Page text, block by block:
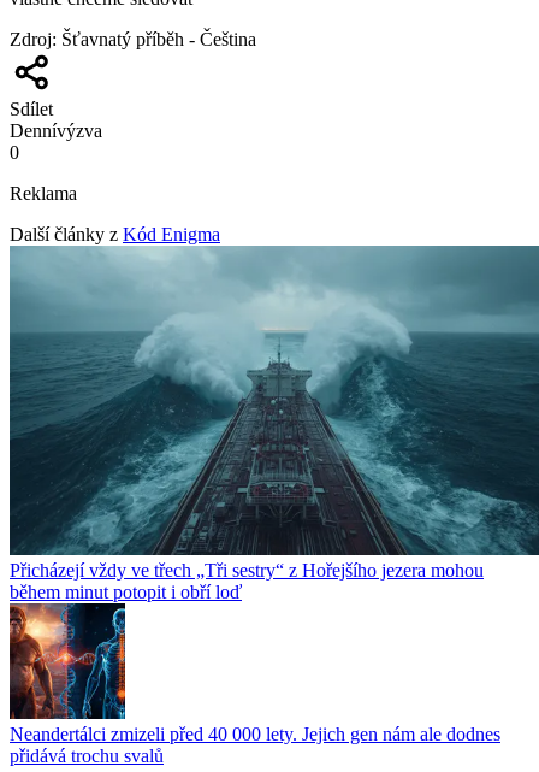
Zdroj: Šťavnatý příběh - Čeština
Sdílet
Dennívýzva
0
Reklama
Další články z Kód Enigma
Přicházejí vždy ve třech „Tři sestry“ z Hořejšího jezera mohou
během minut potopit i obří loď
Neandertálci zmizeli před 40 000 lety. Jejich gen nám ale dodnes
přidává trochu svalů